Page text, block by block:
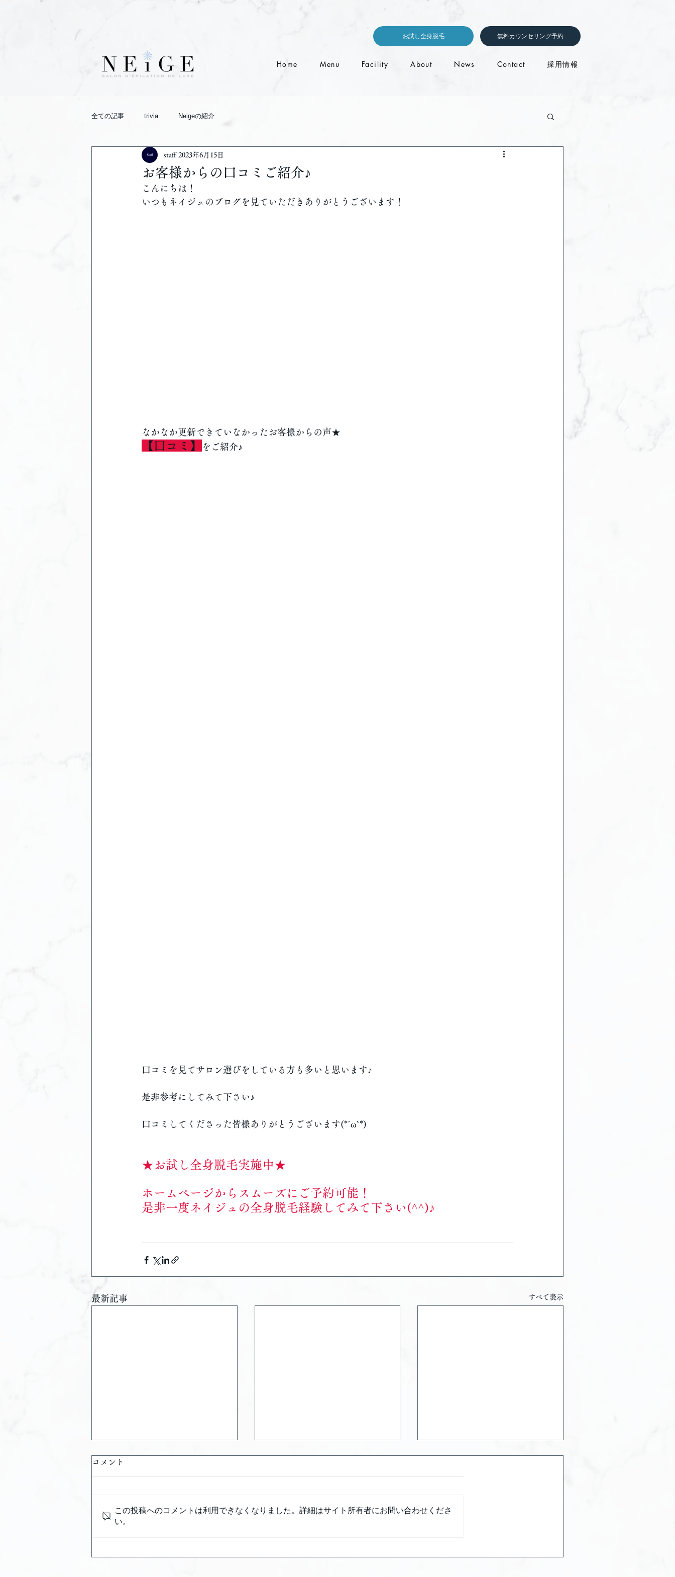
お試し全身脱毛 無料カウンセリング予約
Home Menu Facility About News Contact 採用情報
全ての記事 trivia Neigeの紹介
お客様からの口コミご紹介♪
staff 2023年6月15日
こんにちは！
いつもネイジュのブログを見ていただきありがとうございます！
なかなか更新できていなかったお客様からの声★
【口コミ】 をご紹介♪
口コミを見てサロン選びをしている方も多いと思います♪
是非参考にしてみて下さい♪
口コミしてくださった皆様ありがとうございます(*´ω`*)
★お試し全身脱毛実施中★
ホームページからスムーズにご予約可能！
是非一度ネイジュの全身脱毛経験してみて下さい(^^)♪
最新記事 すべて表示
8月キャンペーン
コメント
この投稿へのコメントは利用できなくなりました。詳細はサイト所有者にお問い合わせくださ
い。